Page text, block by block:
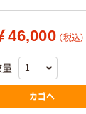
46,000 （税込）
量
カゴへ